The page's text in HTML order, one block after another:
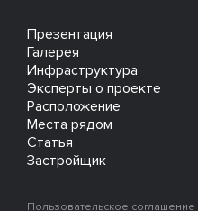
Презентация
Галерея
Инфраструктура
Эксперты о проекте
Расположение
Места рядом
Статья
Застройщик
Пользовательское соглашение